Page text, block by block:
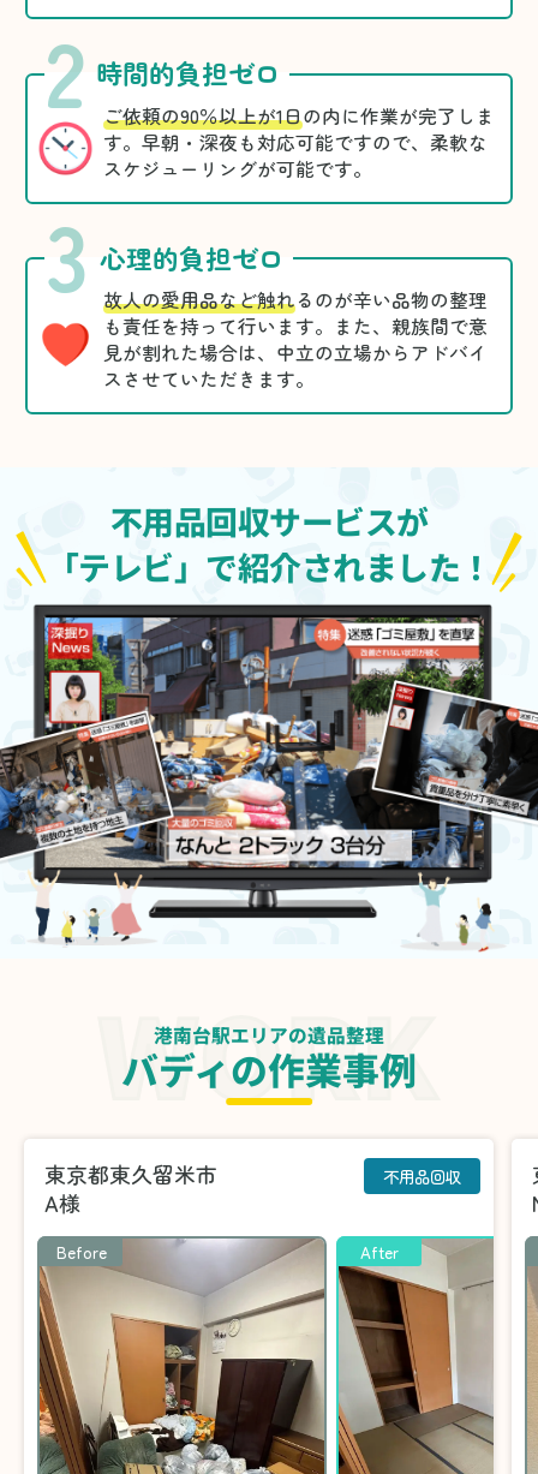
2 時間的負担ゼロ
ご依頼の90％以上が1日の内に作業が完了しま
す。早朝・深夜も対応可能ですので、柔軟な
スケジューリングが可能です。
3 心理的負担ゼロ
故人の愛用品など触れるのが辛い品物の整理
も責任を持って行います。また、親族間で意
見が割れた場合は、中立の立場からアドバイ
スさせていただきます。
不用品回収サービスが
「テレビ」で紹介されました！
港南台駅エリアの遺品整理
バディの作業事例
東京都東久留米市
A様
不用品回収
Before After